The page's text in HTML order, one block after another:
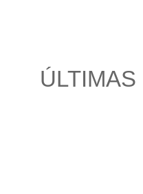
ÚLTIMAS